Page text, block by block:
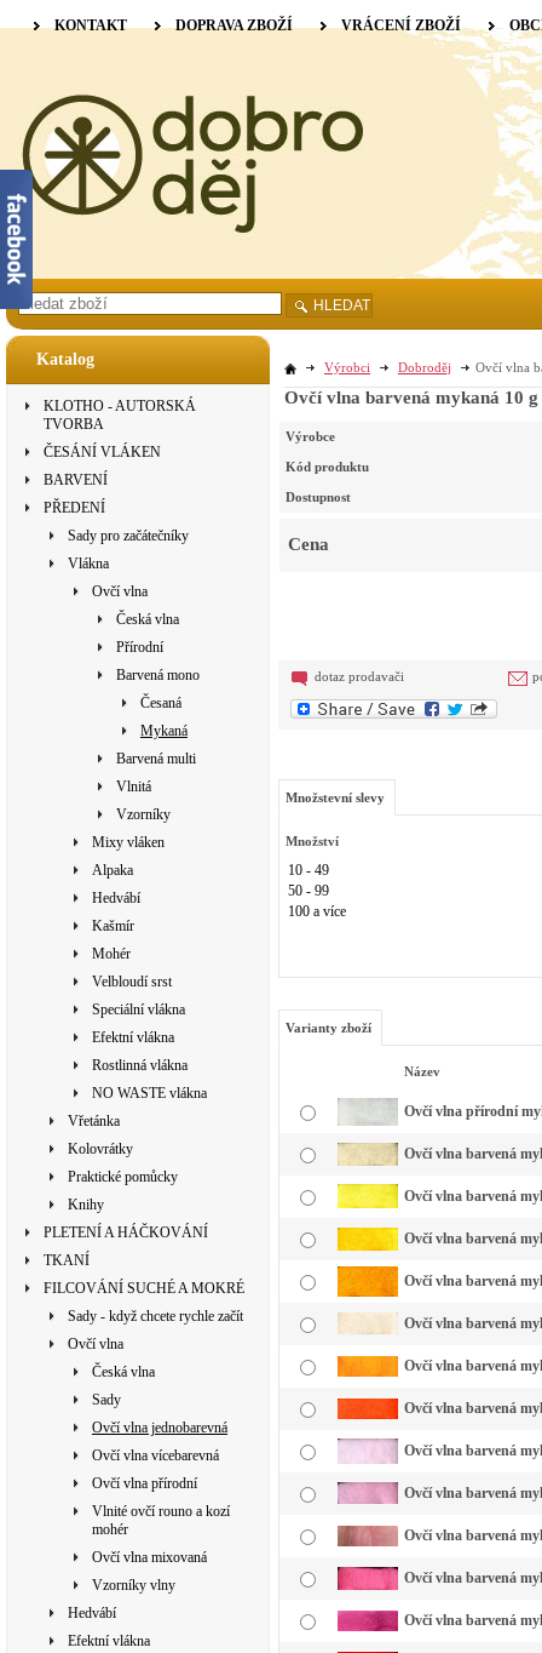
Katalog
KLOTHO - AUTORSKÁ
TVORBA
ČESÁNÍ VLÁKEN
BARVENÍ
PŘEDENÍ
Sady pro začátečníky
Vlákna
Ovčí vlna
Česká vlna
Přírodní
Barvená mono
Česaná
Mykaná
Barvená multi
Vlnitá
Vzorníky
Mixy vláken
Alpaka
Hedvábí
Kašmír
Mohér
Velbloudí srst
Speciální vlákna
Efektní vlákna
Rostlinná vlákna
NO WASTE vlákna
Vřetánka
Kolovrátky
Praktické pomůcky
Knihy
PLETENÍ A HÁČKOVÁNÍ
TKANÍ
FILCOVÁNÍ SUCHÉ A MOKRÉ
Sady - když chcete rychle začít
Ovčí vlna
Česká vlna
Sady
Ovčí vlna jednobarevná
Ovčí vlna vícebarevná
Ovčí vlna přírodní
Vlnité ovčí rouno a kozí
mohér
Ovčí vlna mixovaná
Vzorníky vlny
Hedvábí
Efektní vlákna
Výrobci Dobroděj Ovčí vlna
Ovčí vlna barvená mykaná 10
Výrobce
Kód produktu
Dostupnost
Cena
dotaz prodavači
Množstevní slevy
Množství
10 - 49
50 - 99
100 a více
Varianty zboží
Název
Ovčí vlna přírodní
Ovčí vlna barvená
Ovčí vlna barvená
Ovčí vlna barvená
Ovčí vlna barvená
Ovčí vlna barvená
Ovčí vlna barvená
Ovčí vlna barvená
Ovčí vlna barvená
Ovčí vlna barvená
Ovčí vlna barvená
Ovčí vlna barvená
Ovčí vlna barvená
KONTAKT DOPRAVA ZBOŽÍ VRÁCENÍ ZBOŽÍ
HLEDAT